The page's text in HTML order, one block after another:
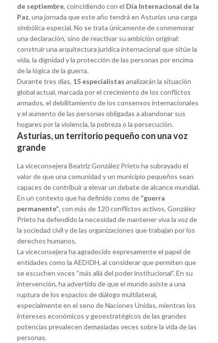
de septiembre, coincidiendo con el Día Internacional de la
Paz, una jornada que este año tendrá en Asturias una carga
simbólica especial. No se trata únicamente de conmemorar
una declaración, sino de reactivar su ambición original:
construir una arquitectura jurídica internacional que sitúe la
vida, la dignidad y la protección de las personas por encima
de la lógica de la guerra.
Durante tres días, 15 especialistas analizarán la situación
global actual, marcada por el crecimiento de los conflictos
armados, el debilitamiento de los consensos internacionales
y el aumento de las personas obligadas a abandonar sus
hogares por la violencia, la pobreza o la persecución.
Asturias, un territorio pequeño con una voz
grande
La viceconsejera Beatriz González Prieto ha subrayado el
valor de que una comunidad y un municipio pequeños sean
capaces de contribuir a elevar un debate de alcance mundial.
En un contexto que ha definido como de “guerra
permanente”, con más de 120 conflictos activos, González
Prieto ha defendido la necesidad de mantener viva la voz de
la sociedad civil y de las organizaciones que trabajan por los
derechos humanos.
La viceconsejera ha agradecido expresamente el papel de
entidades como la AEDIDH, al considerar que permiten que
se escuchen voces “más allá del poder institucional”. En su
intervención, ha advertido de que el mundo asiste a una
ruptura de los espacios de diálogo multilateral,
especialmente en el seno de Naciones Unidas, mientras los
intereses económicos y geoestratégicos de las grandes
potencias prevalecen demasiadas veces sobre la vida de las
personas.